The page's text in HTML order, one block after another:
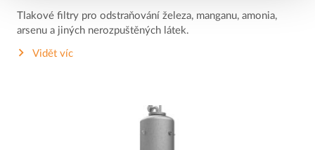
Tlakové filtry pro odstraňování železa, manganu, amonia,
arsenu a jiných nerozpuštěných látek.
Vidět víc